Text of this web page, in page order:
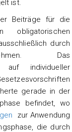
ist.
Beiträge für die
obligatorischen
durch
Das
auf individueller
gerade in der
befindet, wo
zur Anwendung
die durch